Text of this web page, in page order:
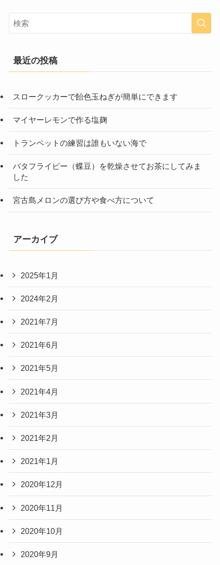
最近の投稿
スロークッカーで飴色玉ねぎが簡単にできます
マイヤーレモンで作る塩麹
トランペットの練習は誰もいない海で
バタフライピー（蝶豆）を乾燥させてお茶にしてみま
した
宮古島メロンの選び方や食べ方について
アーカイブ
2025年1月
2024年2月
2021年7月
2021年6月
2021年5月
2021年4月
2021年3月
2021年2月
2021年1月
2020年12月
2020年11月
2020年10月
2020年9月